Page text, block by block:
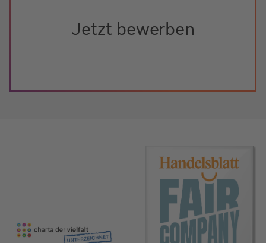
Jetzt bewerben